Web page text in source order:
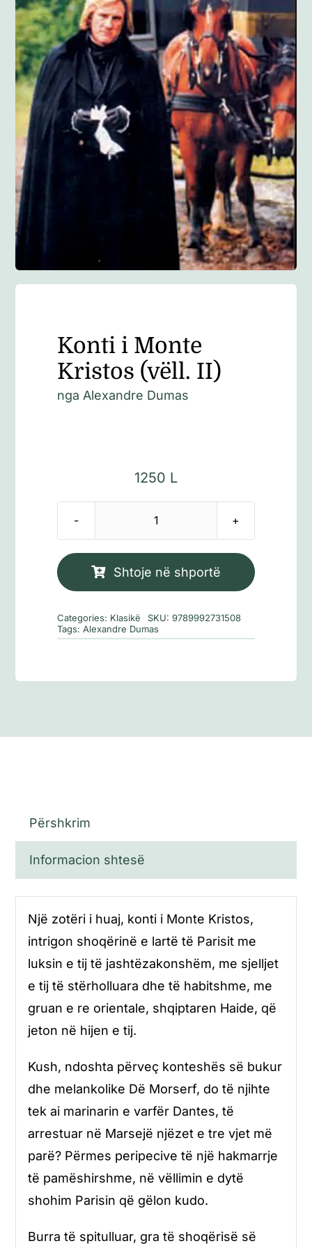
Anglisht
Ditarë
Evente
Konti i Monte
Kristos (vëll. II)
nga Alexandre Dumas
1250 L
Sasi
i
(vëll.
Shtoje në shportë
Categories: Klasikë SKU:9789992731508
Tags:Alexandre Dumas
Përshkrim
Informacion shtesë
Një zotëri i huaj, konti i Monte Kristos,
intrigon shoqërinë e lartë të Parisit me
luksin e tij të jashtëzakonshëm, me sjelljet
e tij të stërholluara dhe të habitshme, me
gruan e re orientale, shqiptaren Haide, që
jeton në hijen e tij.
Kush, ndoshta përveç konteshës së bukur
dhe melankolike Dë Morserf, do të njihte
tek ai marinarin e varfër Dantes, të
arrestuar në Marsejë njëzet e tre vjet më
parë? Përmes peripecive të një hakmarrje
të pamëshirshme, në vëllimin e dytë
shohim Parisin që gëlon kudo.
Burra të spitulluar, gra të shoqërisë së